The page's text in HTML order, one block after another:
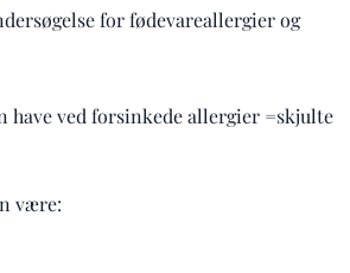
for fødevareallergier og
have ved forsinkede allergier =skjulte
være: